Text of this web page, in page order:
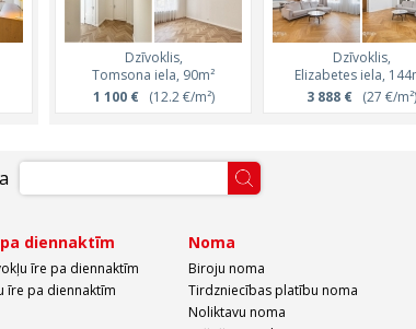
Dzīvoklis,
Tomsona iela, 90m²
1 100 €(12.2 €/m²)
Dzīvoklis,
Elizabetes iela,
3 888 €(27 €/m²)
diennaktīm
īre pa diennaktīm
īre pa diennaktīm
Noma
Biroju noma
Tirdzniecības platību noma
Noliktavu noma